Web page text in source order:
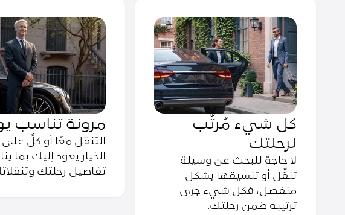
كل شيء مُرتّب
لرحلتك
لا حاجة للبحث عن وسيلة
تنقّل أو تنسيقها بشكل
منفصل، فكل شيء جرى
ترتيبه ضمن رحلتك.
مرونة تناسب
التنقل معًا أو كلٌ على
الخيار يعود إليك بما
تفاصيل رحلتك